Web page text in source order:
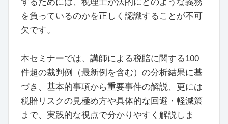
を負っているのかを正しく認識することが不可
欠です。
本セミナーでは、講師による税賠に関する100
件超の裁判例（最新例を含む）の分析結果に基
づき、基本的事項から重要事件の解説、更には
税賠リスクの見極め方や具体的な回避・軽減策
まで、実践的な視点で分かりやすく解説しま